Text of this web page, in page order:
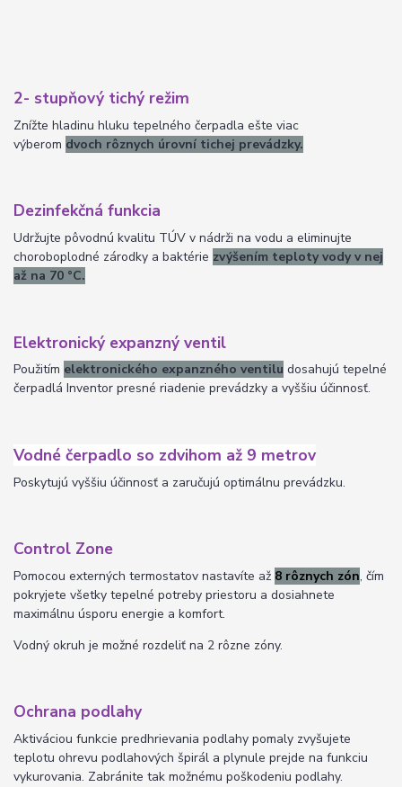
2- stupňový tichý režim
Znížte hladinu hluku tepelného čerpadla ešte viac
výberom dvoch rôznych úrovní tichej prevádzky.
Dezinfekčná funkcia
Udržujte pôvodnú kvalitu TÚV v nádrži na vodu a eliminujte
choroboplodné zárodky a baktérie zvýšením teploty vody v nej
až na 70 °C.
Elektronický expanzný ventil
Použitím elektronického expanzného ventilu dosahujú tepelné
čerpadlá Inventor presné riadenie prevádzky a vyššiu účinnosť.
Vodné čerpadlo so zdvihom až 9 metrov
Poskytujú vyššiu účinnosť a zaručujú optimálnu prevádzku.
Control Zone
Pomocou externých termostatov nastavíte až 8 rôznych zón, čím
pokryjete všetky tepelné potreby priestoru a dosiahnete
maximálnu úsporu energie a komfort.
Vodný okruh je možné rozdeliť na 2 rôzne zóny.
Ochrana podlahy
Aktiváciou funkcie predhrievania podlahy pomaly zvyšujete
teplotu ohrevu podlahových špirál a plynule prejde na funkciu
vykurovania. Zabránite tak možnému poškodeniu podlahy.